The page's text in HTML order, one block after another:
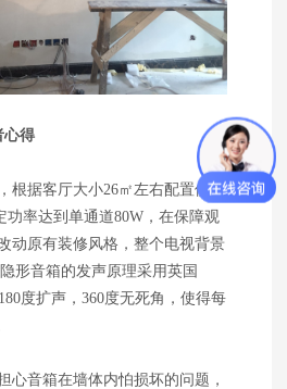
心得
据客厅大小26㎡左右配置使用
功率达到单通道80W，在保障观
动原有装修风格，整个电视背景
形音箱的发声原理采用英国
度扩声，360度无死角，使得每
音箱在墙体内怕损坏的问题，